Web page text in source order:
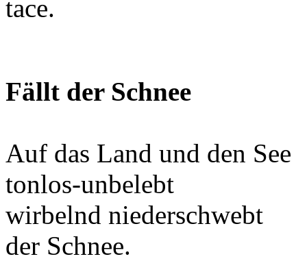
tace.
Fällt der Schnee
Auf das Land und den See
tonlos-unbelebt
wirbelnd niederschwebt
der Schnee.